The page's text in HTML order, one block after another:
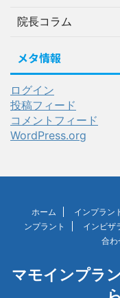
院長コラム
メタ情報
ログイン
投稿フィード
コメントフィード
WordPress.org
ホーム インプラン
ンプラント
インビザ
合わ
マモインプラ